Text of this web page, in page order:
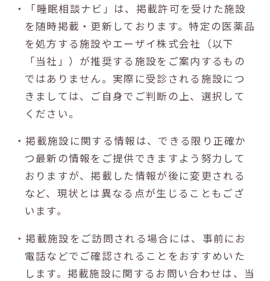
・「睡眠相談ナビ」は、掲載許可を受けた施設
を随時掲載・更新しております。特定の医薬品
を処方する施設やエーザイ株式会社（以下
「当社」）が推奨する施設をご案内するもの
ではありません。実際に受診される施設につ
きましては、ご自身でご判断の上、選択して
ください。
・掲載施設に関する情報は、できる限り正確か
つ最新の情報をご提供できますよう努力して
おりますが、掲載した情報が後に変更される
など、現状とは異なる点が生じることもござ
います。
・掲載施設をご訪問される場合には、事前にお
電話などでご確認されることをおすすめいた
します。掲載施設に関するお問い合わせは、当